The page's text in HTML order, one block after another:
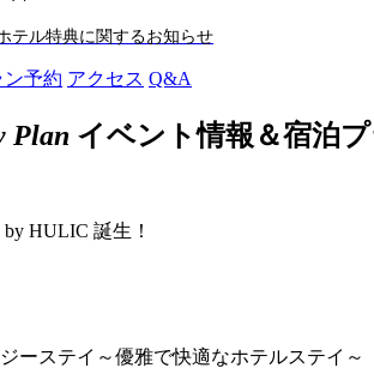
テル特典に関するお知らせ
ン予約 アクセス Q&A
Plan イベント情報＆宿泊
by HULIC 誕生！
ーステイ～優雅で快適なホテルステイ～